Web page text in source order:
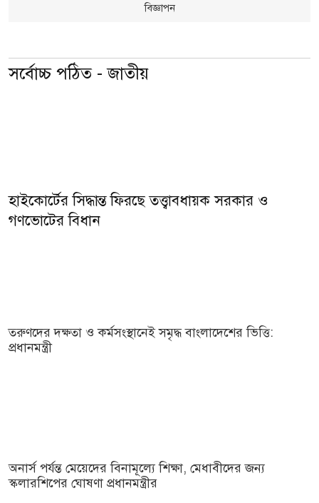
বিজ্ঞাপন
সর্বোচ্চ পঠিত - জাতীয়
হাইকোর্টের সিদ্ধান্ত ফিরছে তত্ত্বাবধায়ক সরকার ও
গণভোটের বিধান
তরুণদের দক্ষতা ও কর্মসংস্থানেই সমৃদ্ধ বাংলাদেশের ভিত্তি:
প্রধানমন্ত্রী
অনার্স পর্যন্ত মেয়েদের বিনামূল্যে শিক্ষা, মেধাবীদের জন্য
স্কলারশিপের ঘোষণা প্রধানমন্ত্রীর